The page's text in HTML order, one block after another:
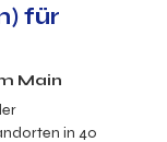
für
Main
in 40